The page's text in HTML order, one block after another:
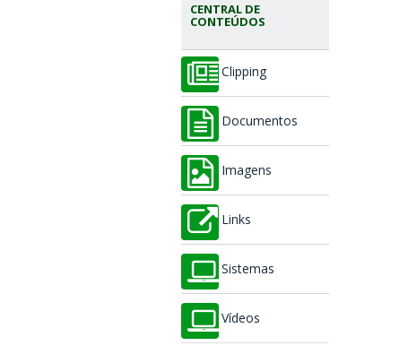
CENTRAL DE
CONTEÚDOS
Clipping
Documentos
Imagens
Links
Sistemas
Vídeos